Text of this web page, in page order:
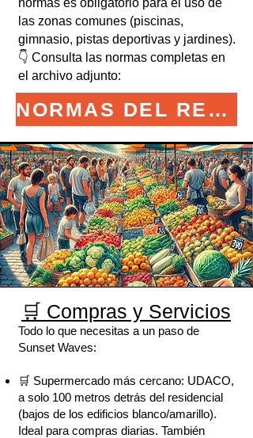
normas es obligatorio para el uso de
las zonas comunes (piscinas,
gimnasio, pistas deportivas y jardines).
👇 Consulta las normas completas en
el archivo adjunto:
NORMAS DEL RESIDENCIAL
🛒 Compras y Servicios
Todo lo que necesitas a un paso de
Sunset Waves:
🛒 Supermercado más cercano: UDACO,
a solo 100 metros detrás del residencial
(bajos de los edificios blanco/amarillo).
Ideal para compras diarias. También